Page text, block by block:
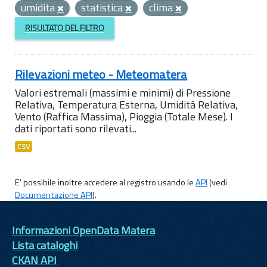
umidita
statistica clima
RISULTATO DEL FILTRO
Rilevazioni meteo - Meteomatera
Valori estremali (massimi e minimi) di Pressione
Relativa, Temperatura Esterna, Umidità Relativa,
Vento (Raffica Massima), Pioggia (Totale Mese). I
dati riportati sono rilevati...
CSV
E' possibile inoltre accedere al registro usando leAPI(vedi
Documentazione API).
Informazioni OpenData Matera
Lista cataloghi
CKAN API